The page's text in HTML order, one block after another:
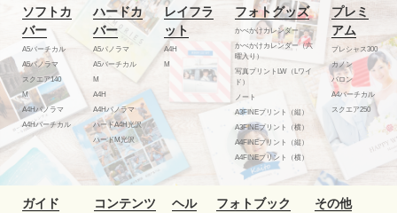
ソフトカ
バー
A5バーチカル
A5パノラマ
スクエア140
M
A4Hパノラマ
A4Hバーチカル
ハードカ
バー
A5パノラマ
A5バーチカル
M
A4H
A4Hパノラマ
ハードA4H光沢
ハードM光沢
レイフラ
ット
A4H
M
フォトグッズ
かべかけカレンダー
かべかけカレンダー（六
曜入り）
写真プリントLW（Lワイ
ド）
ノート
A3FINEプリント（縦）
A3FINEプリント（横）
A4FINEプリント（縦）
A4FINEプリント（横）
プレミ
アム
プレシャス300
カノン
バロン
A4バーチカル
スクエア250
ガイド コンテンツ
ヘル
フォトブック
その他